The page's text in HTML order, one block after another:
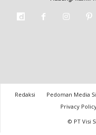
Redaksi Pedoman Media
Privacy
© PT Visi